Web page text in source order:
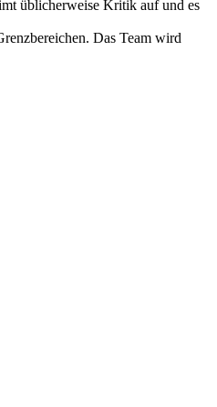
üblicherweise Kritik auf und es
Das Team wird